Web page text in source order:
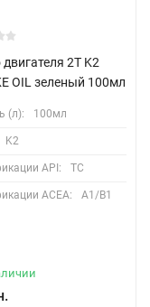
2T K2
OIL зеленый 100мл
(л): 100мл
K2
API: TC
ACEA: A1/B1